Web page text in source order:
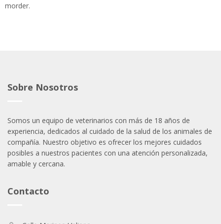
morder.
Sobre Nosotros
Somos un equipo de veterinarios con más de 18 años de
experiencia, dedicados al cuidado de la salud de los animales de
compañía. Nuestro objetivo es ofrecer los mejores cuidados
posibles a nuestros pacientes con una atención personalizada,
amable y cercana.
Contacto